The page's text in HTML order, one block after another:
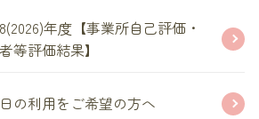
年度【事業所自己評価・
等評価結果】
の利用をご希望の方へ